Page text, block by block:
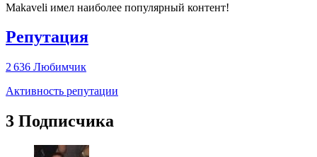
Makaveli имел наиболее популярный контент!
Репутация
2 636 Любимчик
Активность репутации
3 Подписчика